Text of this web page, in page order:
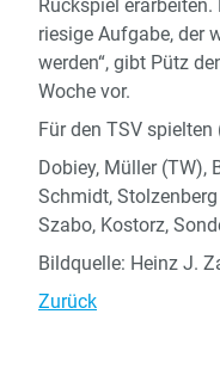
Rückspiel
riesige Aufgabe, der
werden“, gibt Pütz
Woche vor.
Für den TSV
Dobiey, Müller (TW),
Schmidt,
Szabo, Kostorz,
Bildquelle: Heinz J.
Zurück